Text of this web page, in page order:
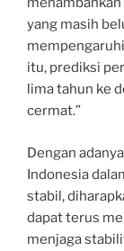
yang masih
itu, prediksi
lima tahun ke
cermat.”
Dengan
Indonesia
stabil,
dapat terus
menjaga